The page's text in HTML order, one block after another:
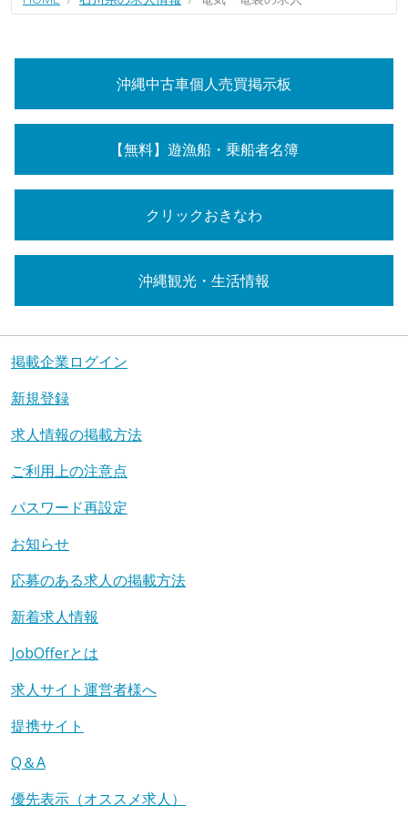
沖縄中古車個人売買掲示板
【無料】遊漁船・乗船者名簿
クリックおきなわ
沖縄観光・生活情報
掲載企業ログイン
新規登録
求人情報の掲載方法
ご利用上の注意点
パスワード再設定
お知らせ
応募のある求人の掲載方法
新着求人情報
JobOfferとは
求人サイト運営者様へ
提携サイト
Q＆A
優先表示（オススメ求人）